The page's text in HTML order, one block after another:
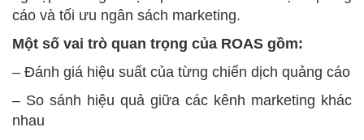
cáo và tối ưu ngân sách marketing.
Một số vai trò quan trọng của ROAS gồm:
– Đánh giá hiệu suất của từng chiến dịch quảng cáo
– So sánh hiệu quả giữa các kênh marketing khác
nhau